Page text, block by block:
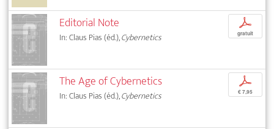
Editorial Note
In: Claus Pias (éd.),Cybernetics
p
gratuit
The Age of Cybernetics
In: Claus Pias (éd.),Cybernetics
p
€ 7,95